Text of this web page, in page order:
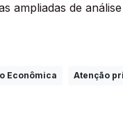
ampliadas de
Econômica Atenção